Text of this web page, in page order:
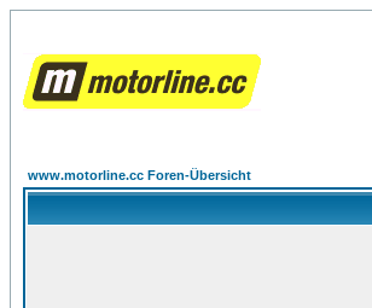
www.motorline.cc Foren-Übersicht